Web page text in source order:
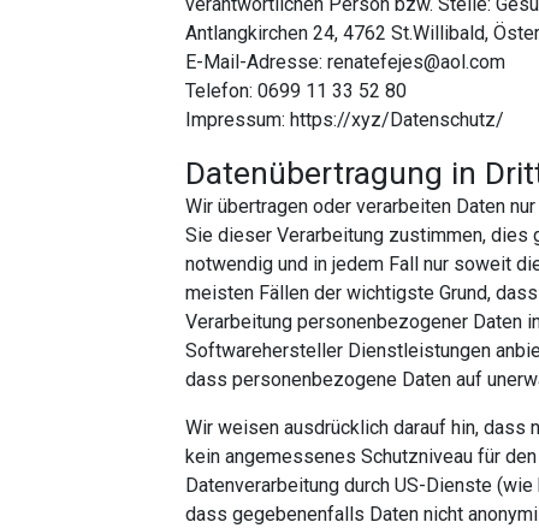
Antlangkirchen 24, 4762 St.Willibald,
E-Mail-Adresse: renatefejes@aol.com
Telefon: 0699 11 33 52 80
Impressum: https://xyz/Datenschutz/
Datenübertragung in
Wir übertragen oder verarbeiten Daten
Sie dieser Verarbeitung zustimmen,
notwendig und in jedem Fall nur soweit
meisten Fällen der wichtigste Grund,
Verarbeitung personenbezogener Daten
Softwarehersteller Dienstleistungen
dass personenbezogene Daten auf
Wir weisen ausdrücklich darauf hin, dass
kein angemessenes Schutzniveau für
Datenverarbeitung durch US-Dienste
dass gegebenenfalls Daten nicht